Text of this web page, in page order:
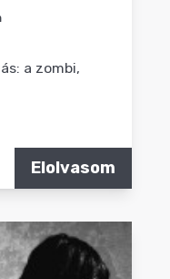
a zombi,
Elolvasom